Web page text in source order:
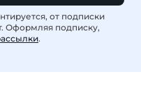
от подписки
Оформляя подписку,
.